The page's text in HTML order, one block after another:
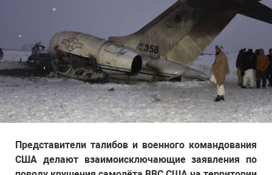
Представители талибов и военного командования
США делают взаимоисключающие заявления по